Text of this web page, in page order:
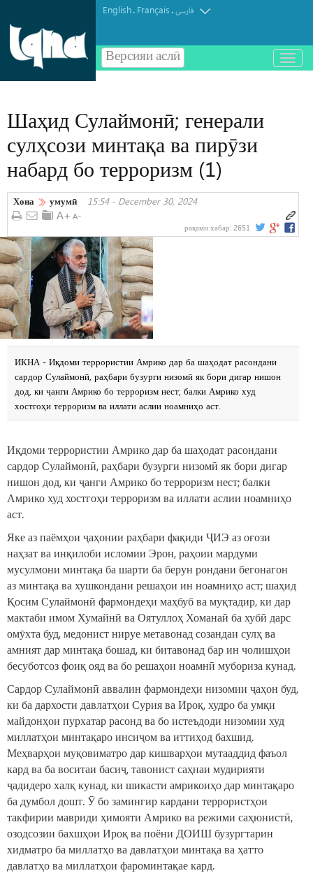
English. Français.فارسی
Версияи аслӣ
باز
و
Шаҳид Сулаймонӣ; генерали
сулҳсози минтақа ва пирӯзи
набард бо терроризм (1)
Хона умумӣ 15:54 - December 30, 2024
рақами хабар: 2651
ИКНА - Иқдоми террористии Амрико дар ба шаҳодат расондани
сардор Сулаймонӣ, раҳбари бузурги низомӣ як бори дигар нишон
дод, ки ҷанги Амрико бо терроризм нест; балки Амрико худ
хостгоҳи терроризм ва иллати аслии ноамниҳо аст.
Иқдоми террористии Амрико дар ба шаҳодат расондани
сардор Сулаймонӣ, раҳбари бузурги низомӣ як бори дигар
нишон дод, ки ҷанги Амрико бо терроризм нест; балки
Амрико худ хостгоҳи терроризм ва иллати аслии ноамниҳо
аст.
Яке аз паёмҳои ҷаҳонии раҳбари фақиди ҶИЭ аз оғози
наҳзат ва инқилоби исломии Эрон, раҳоии мардуми
мусулмони минтақа ба шарти ба берун рондани бегонагон
аз минтақа ва хушкондани решаҳои ин ноамниҳо аст; шаҳид
Қосим Сулаймонӣ фармондеҳи маҳбуб ва муқтадир, ки дар
мактаби имом Хумайнӣ ва Оятуллоҳ Хоманаӣ ба хубӣ дарс
омӯхта буд, медонист нируе метавонад созандаи сулҳ ва
амният дар минтақа бошад, ки битавонад бар ин чолишҳои
бесуботсоз фоиқ ояд ва бо решаҳои ноамнӣ мубориза кунад.
Сардор Сулаймонӣ аввалин фармондеҳи низомии ҷаҳон буд,
ки ба дархости давлатҳои Сурия ва Ироқ, худро ба умқи
майдонҳои пурхатар расонд ва бо истеъдоди низомии худ
миллатҳои минтақаро инсиҷом ва иттиҳод бахшид.
Меҳварҳои муқовиматро дар кишварҳои мутааддид фаъол
кард ва ба воситаи басиҷ, тавонист саҳнаи мудирияти
ҷадидеро халқ кунад, ки шикасти амрикоиҳо дар минтақаро
ба думбол дошт. Ӯ бо замингир кардани террористҳои
такфирии мавриди ҳимояти Амрико ва режими саҳюнистӣ,
озодсозии бахшҳои Ироқ ва поёни ДОИШ бузургтарин
хидматро ба миллатҳо ва давлатҳои минтақа ва ҳатто
давлатҳо ва миллатҳои фароминтақае кард.